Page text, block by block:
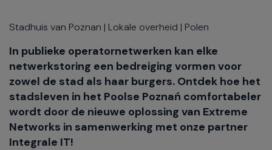
Stadhuis van Poznan | Lokale overheid | Polen
In publieke operatornetwerken kan elke
netwerkstoring een bedreiging vormen voor
zowel de stad als haar burgers. Ontdek hoe het
stadsleven in het Poolse Poznań comfortabeler
wordt door de nieuwe oplossing van Extreme
Networks in samenwerking met onze partner
Integrale IT!